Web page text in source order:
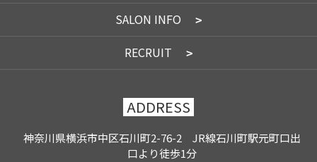
SALON INFO
RECRUIT
ADDRESS
神奈川県横浜市中区石川町2-76-2 JR線石川町駅元町口出
口より徒歩1分